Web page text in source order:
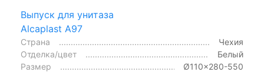
Выпуск для унитаза
Alcaplast A97
Страна
Чехия
Отделка/цвет
Белый
Размер
Ø110x280-550